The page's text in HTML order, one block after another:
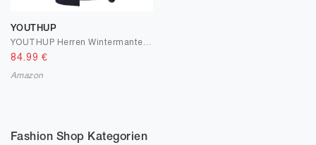
YOUTHUP
84.99 €
Amazon
Fashion Shop Kategorien